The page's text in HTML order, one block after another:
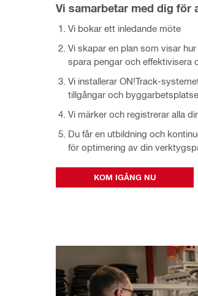
Vi samarbetar med dig för
Vi bokar ett inledande möte
Vi skapar en plan som visar
spara pengar och effektivisera
Vi installerar ON!Track-
tillgångar och
Vi märker och registrerar alla
Du får en utbildning och
för optimering av din
KOM IGÅNG NU